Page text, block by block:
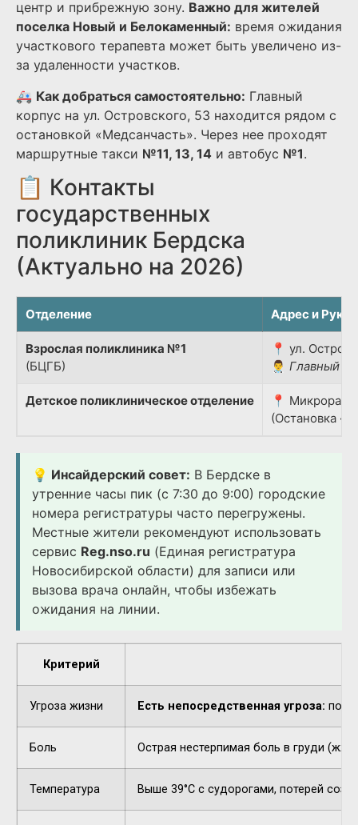
центр и прибрежную зону. Важно для жителей
поселка Новый и Белокаменный: время ожидания
участкового терапевта может быть увеличено из-
за удаленности участков.
🚑 Как добраться самостоятельно: Главный
корпус на ул. Островского, 53 находится рядом с
остановкой «Медсанчасть». Через нее проходят
маршрутные такси №11, 13, 14 и автобус №1.
📋 Контакты
государственных
поликлиник Бердска
(Актуально на 2026)
Отделение Адрес и
Взрослая поликлиника №1
(БЦГБ)
📍 ул.
👨‍⚕️ Главный
Детское поликлиническое отделение
📍
(Остановка
💡 Инсайдерский совет: В Бердске в
утренние часы пик (с 7:30 до 9:00) городские
номера регистратуры часто перегружены.
Местные жители рекомендуют использовать
сервис Reg.nso.ru (Единая регистратура
Новосибирской области) для записи или
вызова врача онлайн, чтобы избежать
ожидания на линии.
Критерий
Угроза жизни Есть непосредственная угроза:
Боль Острая нестерпимая боль в груди
Температура Выше 39°C с судорогами, потерей